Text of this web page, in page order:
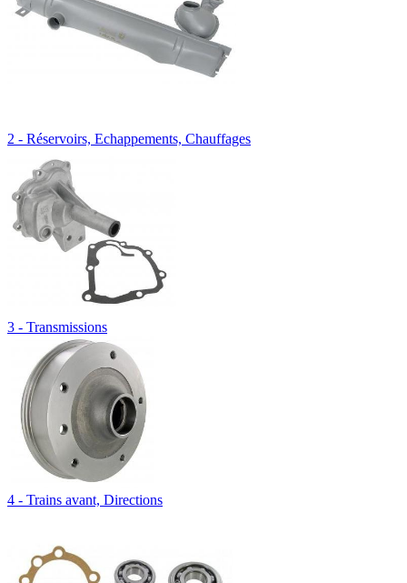
2 - Réservoirs, Echappements, Chauffages
3 - Transmissions
4 - Trains avant, Directions